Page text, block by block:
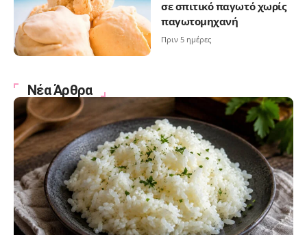
σε σπιτικό παγωτό χωρίς
παγωτομηχανή
Πριν 5 ημέρες
Νέα Άρθρα